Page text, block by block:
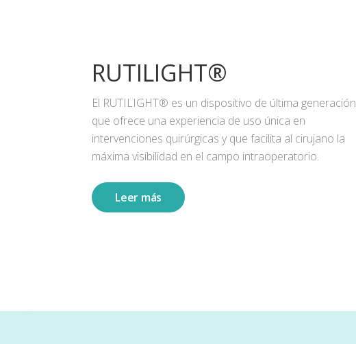
RUTILIGHT®
El RUTILIGHT® es un dispositivo de última generación
que ofrece una experiencia de uso única en
intervenciones quirúrgicas y que facilita al cirujano la
máxima visibilidad en el campo intraoperatorio.
Leer más